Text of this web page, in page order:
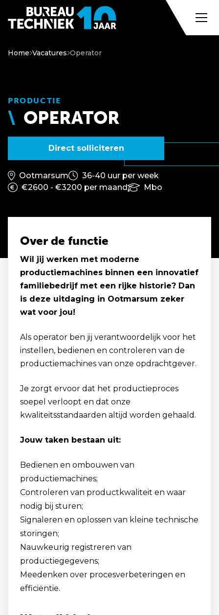
Home Vacatures Operator
PRODUCTIE
OPERATOR
Direct solliciteren
Ootmarsum
36-40 uur per week
€2600 - €3200 per maand
Mbo
Over de functie
Wil jij werken met moderne
productiemachines binnen een innovatief
familiebedrijf met een rijke historie? Dan
is deze uitdaging in Ootmarsum zeker
wat voor jou!
Als operator ben jij verantwoordelijk voor het
instellen, bedienen en controleren van de
productiemachines van onze opdrachtgever.
Je zorgt ervoor dat het productieproces
soepel verloopt en dat onze
kwaliteitsstandaarden altijd worden gehaald.
Jouw taken bestaan uit:
Bedienen en ombouwen van
productiemachines;
Controleren van productkwaliteit en waar
nodig bij sturen;
Signaleren en oplossen van kleine technische
storingen;
Nauwkeurig registreren van
productiegegevens;
Meedenken over procesverbeteringen en
efficiëntie.